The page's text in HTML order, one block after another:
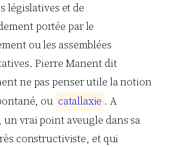
législatives et de
portée par le
ou les assemblées
Pierre Manent dit
ne pas penser utile la notion
ou catallaxie . A
vrai point aveugle dans sa
constructiviste, et qui